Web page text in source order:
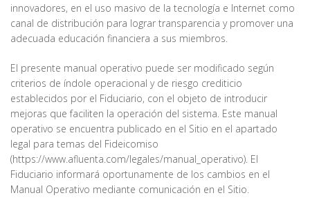
innovadores, en el uso masivo de la tecnología e Internet como
canal de distribución para lograr transparencia y promover una
adecuada educación financiera a sus miembros.
El presente manual operativo puede ser modificado según
criterios de índole operacional y de riesgo crediticio
establecidos por el Fiduciario, con el objeto de introducir
mejoras que faciliten la operación del sistema. Este manual
operativo se encuentra publicado en el Sitio en el apartado
legal para temas del Fideicomiso
(https://www.afluenta.com/legales/manual_operativo). El
Fiduciario informará oportunamente de los cambios en el
Manual Operativo mediante comunicación en el Sitio.